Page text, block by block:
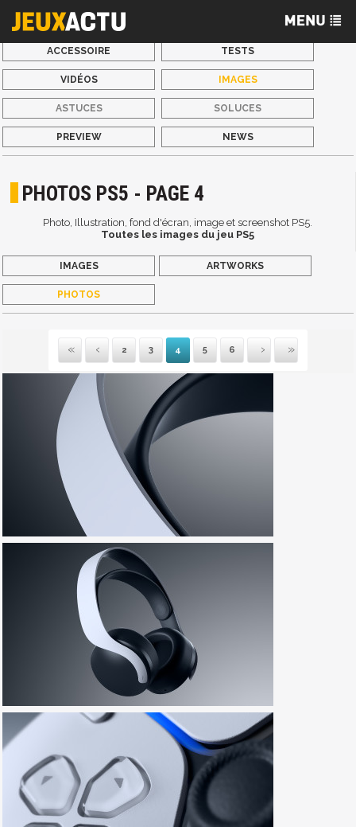
ACCESSOIRE TESTS
VIDÉOS IMAGES
ASTUCES SOLUCES
PREVIEW NEWS
PHOTOS PS5 - PAGE 4
Photo, Illustration, fond d'écran, image et screenshot PS5.
Toutes les images du jeu PS5
IMAGES ARTWORKS
PHOTOS
Première
Précédente
2 3 4 5 6
Suivante
Dernière